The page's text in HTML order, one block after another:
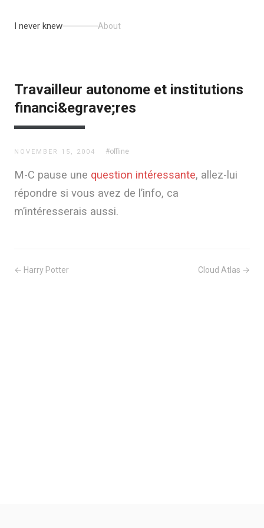
I never knew About
Travailleur autonome et institutions
financi&egrave;res
NOVEMBER 15, 2004 #offline
M-C pause une question intéressante, allez-lui
répondre si vous avez de l’info, ca
m’intéresserais aussi.
← Harry Potter Cloud Atlas →